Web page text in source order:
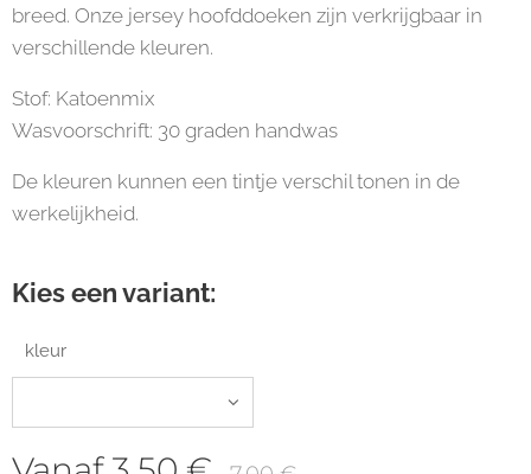
breed. Onze jersey hoofddoeken zijn verkrijgbaar in
verschillende kleuren.
Stof: Katoenmix
Wasvoorschrift: 30 graden handwas
De kleuren kunnen een tintje verschil tonen in de
werkelijkheid.
Kies een variant:
kleur